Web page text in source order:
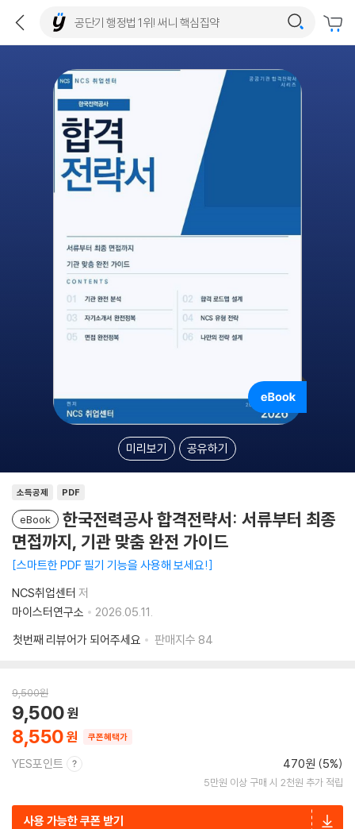
미리보기 공유하기
소득공제 PDF
eBook
한국전력공사 합격전략서: 서류부터 최종
면접까지, 기관 맞춤 완전 가이드
스마트한 PDF 필기 기능을 사용해 보세요!
NCS취업센터 저
마이스터연구소
2026.05.11.
첫번째 리뷰어가 되어주세요
판매지수 84
9,500원
8,550
9,500
쿠폰혜택가
YES포인트 470원 (5%)
5만원 이상 구매 시 2천원 추가 적립
사용 가능한 쿠폰 받기